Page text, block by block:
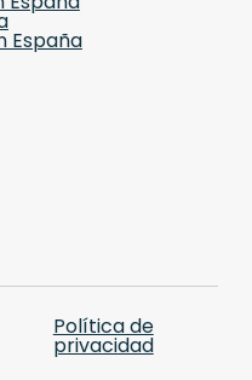
España
Política de
privacidad